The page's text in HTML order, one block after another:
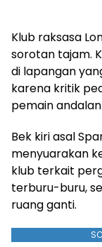
Klub raksasa
sorotan tajam.
di lapangan
karena kritik
pemain
Bek kiri asal
menyuarakan
klub terkait
terburu-buru,
ruang ganti.